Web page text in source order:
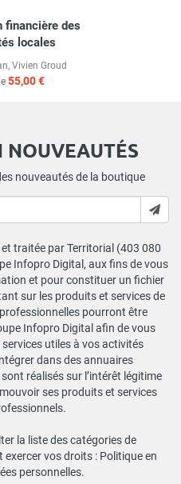
financière des
locales
, Vivien Groud
55,00 €
nouveautés de la boutique
traitée par Territorial (403 080
Infopro Digital, aux fins de vous
et pour constituer un fichier
sur les produits et services de
pourront être
Infopro Digital afin de vous
utiles à vos activités
dans des annuaires
réalisés sur l’intérêt légitime
ses produits et services
la liste des catégories de
exercer vos droits : Politique en
personnelles.